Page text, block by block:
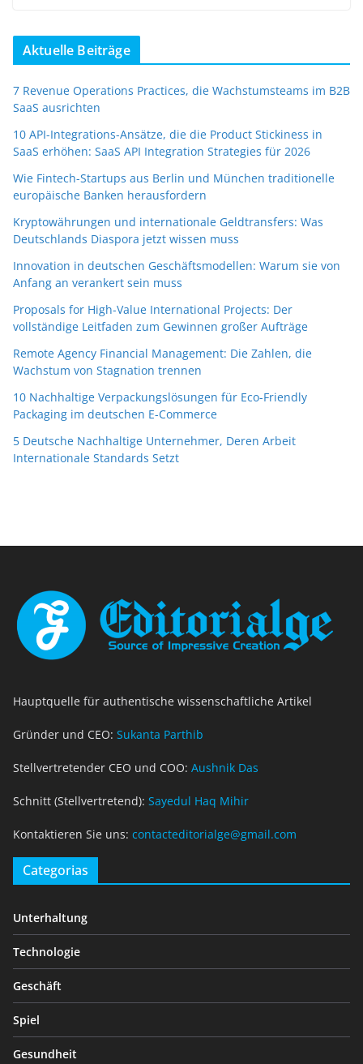
Aktuelle Beiträge
7 Revenue Operations Practices, die Wachstumsteams im B2B
SaaS ausrichten
10 API-Integrations-Ansätze, die die Product Stickiness in
SaaS erhöhen: SaaS API Integration Strategies für 2026
Wie Fintech-Startups aus Berlin und München traditionelle
europäische Banken herausfordern
Kryptowährungen und internationale Geldtransfers: Was
Deutschlands Diaspora jetzt wissen muss
Innovation in deutschen Geschäftsmodellen: Warum sie von
Anfang an verankert sein muss
Proposals for High-Value International Projects: Der
vollständige Leitfaden zum Gewinnen großer Aufträge
Remote Agency Financial Management: Die Zahlen, die
Wachstum von Stagnation trennen
10 Nachhaltige Verpackungslösungen für Eco-Friendly
Packaging im deutschen E-Commerce
5 Deutsche Nachhaltige Unternehmer, Deren Arbeit
Internationale Standards Setzt
Hauptquelle für authentische wissenschaftliche Artikel
Gründer und CEO: Sukanta Parthib
Stellvertretender CEO und COO: Aushnik Das
Schnitt (Stellvertretend): Sayedul Haq Mihir
Kontaktieren Sie uns: contacteditorialge@gmail.com
Categorias
Unterhaltung
Technologie
Geschäft
Spiel
Gesundheit